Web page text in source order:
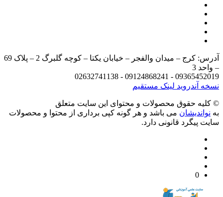
آدرس: کرج – میدان والفجر – خیابان یکتا – کوچه گلبرگ 2 – پلاک 69
3
09365452019 - 09124868241 -
آندرویدلینک مستقیم
حقوق محصولات و محتوای اين سایت متعلق
می باشد و هر گونه کپی برداری از محتوا و محصولات
پیگرد قانونی دارد.